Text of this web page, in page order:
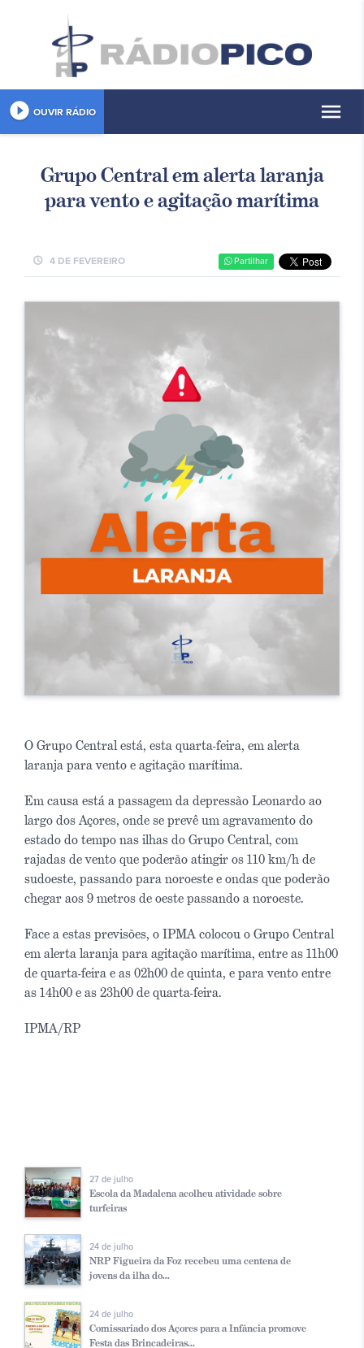
play_circle_filled OUVIR RÁDIO menu
Grupo Central em alerta laranja
para vento e agitação marítima
schedule 4 DE FEVEREIRO Partilhar
O Grupo Central está, esta quarta-feira, em alerta
laranja para vento e agitação marítima.
Em causa está a passagem da depressão Leonardo ao
largo dos Açores, onde se prevê um agravamento do
estado do tempo nas ilhas do Grupo Central, com
rajadas de vento que poderão atingir os 110 km/h de
sudoeste, passando para noroeste e ondas que poderão
chegar aos 9 metros de oeste passando a noroeste.
Face a estas previsões, o IPMA colocou o Grupo Central
em alerta laranja para agitação marítima, entre as 11h00
de quarta-feira e as 02h00 de quinta, e para vento entre
as 14h00 e as 23h00 de quarta-feira.
IPMA/RP
27 de julho
Escola da Madalena acolheu atividade sobre
turfeiras
24 de julho
NRP Figueira da Foz recebeu uma centena de
jovens da ilha do...
24 de julho
Comissariado dos Açores para a Infância promove
Festa das Brincadeiras...